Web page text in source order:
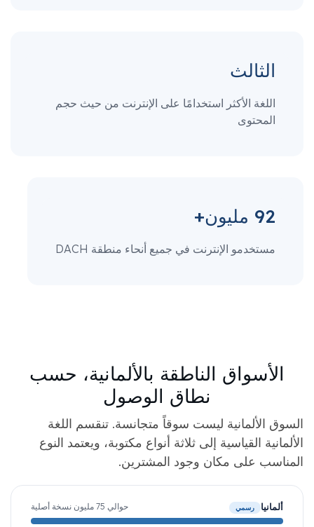
الثالث
اللغة الأكثر استخدامًا على الإنترنت من حيث حجم
المحتوى
92 مليون+
مستخدمو الإنترنت في جميع أنحاء منطقة DACH
الأسواق الناطقة بالألمانية، حسب
نطاق الوصول
السوق الألمانية ليست سوقاً متجانسة. تنقسم اللغة
الألمانية القياسية إلى ثلاثة أنواع مكتوبة، ويعتمد النوع
المناسب على مكان وجود المشترين.
ألمانيا رسمي حوالي 75 مليون نسخة أصلية